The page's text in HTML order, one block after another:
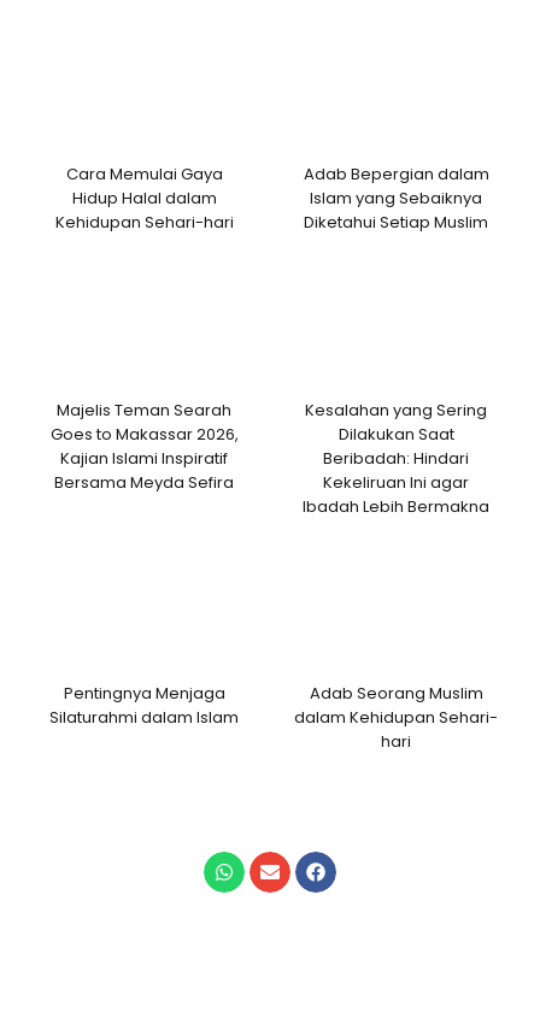
Cara Memulai Gaya
Hidup Halal dalam
Kehidupan Sehari-hari
Adab Bepergian dalam
Islam yang Sebaiknya
Diketahui Setiap Muslim
Majelis Teman Searah
Goes to Makassar 2026,
Kajian Islami Inspiratif
Bersama Meyda Sefira
Kesalahan yang Sering
Dilakukan Saat
Beribadah: Hindari
Kekeliruan Ini agar
Ibadah Lebih Bermakna
Pentingnya Menjaga
Silaturahmi dalam Islam
Adab Seorang Muslim
dalam Kehidupan Sehari-
hari